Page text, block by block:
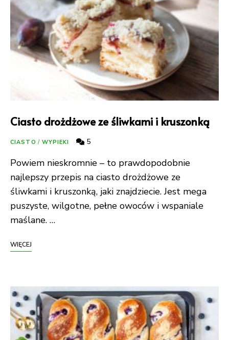
Ciasto drożdżowe ze śliwkami i kruszonką
CIASTO / WYPIEKI 5
Powiem nieskromnie – to prawdopodobnie
najlepszy przepis na ciasto drożdżowe ze
śliwkami i kruszonką, jaki znajdziecie. Jest mega
puszyste, wilgotne, pełne owoców i wspaniale
maślane. …
WIĘCEJ